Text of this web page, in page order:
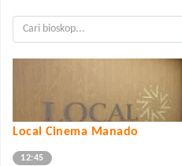
Local Cinema Manado
12:45